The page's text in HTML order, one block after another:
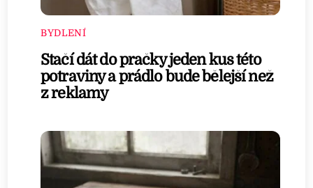
BYDLENÍ
Stačí dát do pračky jeden kus této
potraviny a prádlo bude bělejší než
z reklamy